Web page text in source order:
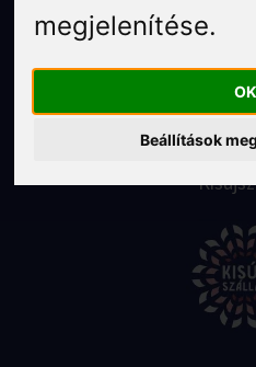
megjelenítése.
OK
Beállítások
Galéria
Impresszum Kapcsolat
Cookie